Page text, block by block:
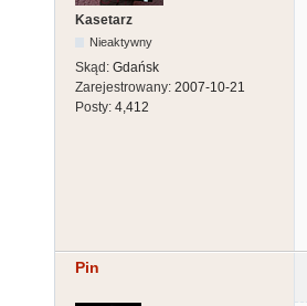
Kasetarz
Nieaktywny
Skąd: Gdańsk
Zarejestrowany: 2007-10-21
Posty: 4,412
Pin